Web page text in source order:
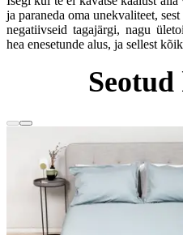
ja paraneda oma unekvaliteet,
negatiivseid tagajärgi, nagu
hea enesetunde alus, ja sellest